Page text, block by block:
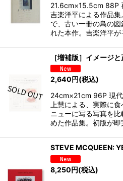
21.6cm×15.5cm 88P
吉楽洋平による作品
で、古い一冊の鳥の
れた本作。吉楽洋平
［増補版］イメージ
2,640 円(税込)
24cm×21cm 96P 現
上慧による、実際に
ニューに写る写真を
めた作品集。初版が
STEVE MCQUEEN:
8,250円(税込)